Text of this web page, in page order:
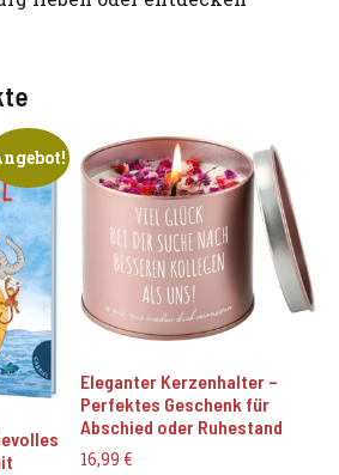
Eleganter Kerzenhalter –
Perfektes Geschenk für
Abschied oder Ruhestand
16,99€